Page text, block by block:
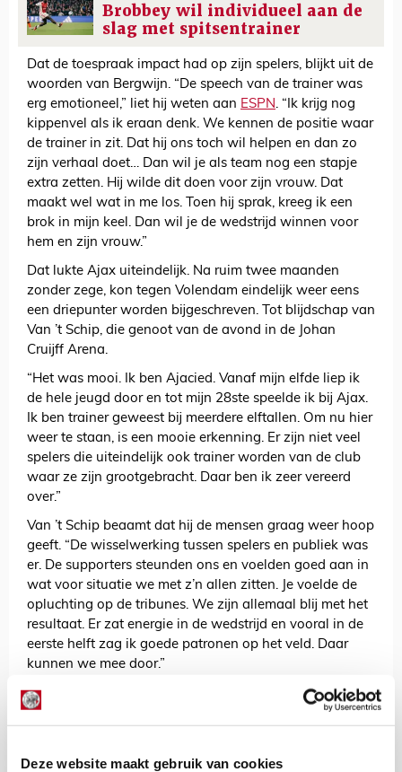
Deze website maakt gebruik van cookies
Brobbey wil individueel aan de
slag met spitsentrainer
Dat de toespraak impact had op zijn spelers, blijkt uit de
woorden van Bergwijn. “De speech van de trainer was
erg emotioneel,” liet hij weten aan ESPN. “Ik krijg nog
kippenvel als ik eraan denk. We kennen de positie waar
de trainer in zit. Dat hij ons toch wil helpen en dan zo
zijn verhaal doet… Dan wil je als team nog een stapje
extra zetten. Hij wilde dit doen voor zijn vrouw. Dat
maakt wel wat in me los. Toen hij sprak, kreeg ik een
brok in mijn keel. Dan wil je de wedstrijd winnen voor
hem en zijn vrouw.”
Dat lukte Ajax uiteindelijk. Na ruim twee maanden
zonder zege, kon tegen Volendam eindelijk weer eens
een driepunter worden bijgeschreven. Tot blijdschap van
Van ’t Schip, die genoot van de avond in de Johan
Cruijff Arena.
“Het was mooi. Ik ben Ajacied. Vanaf mijn elfde liep ik
de hele jeugd door en tot mijn 28ste speelde ik bij Ajax.
Ik ben trainer geweest bij meerdere elftallen. Om nu hier
weer te staan, is een mooie erkenning. Er zijn niet veel
spelers die uiteindelijk ook trainer worden van de club
waar ze zijn grootgebracht. Daar ben ik zeer vereerd
over.”
Van ’t Schip beaamt dat hij de mensen graag weer hoop
geeft. “De wisselwerking tussen spelers en publiek was
er. De supporters steunden ons en voelden goed aan in
wat voor situatie we met z’n allen zitten. Je voelde de
opluchting op de tribunes. We zijn allemaal blij met het
resultaat. Er zat energie in de wedstrijd en vooral in de
eerste helft zag ik goede patronen op het veld. Daar
kunnen we mee door.”
Van ’t Schip vroeg Vos naar
basisplaats